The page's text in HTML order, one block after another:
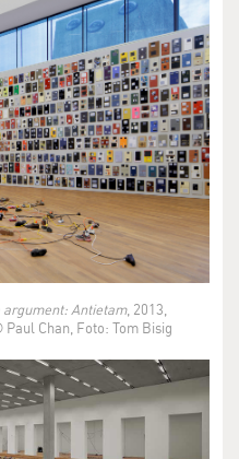
argument: Antietam, 2013,
Paul Chan, Foto: Tom Bisig